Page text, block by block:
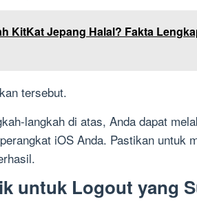
KitKat Jepang Halal? Fakta
tersebut.
langkah di atas, Anda dapat
iOS Anda. Pastikan untuk
untuk Logout yang